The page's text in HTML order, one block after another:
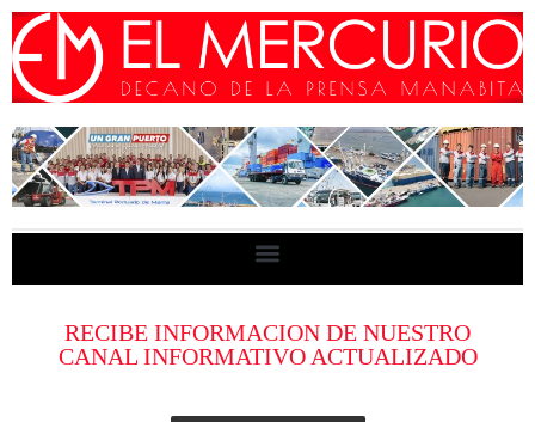
RECIBE INFORMACION DE NUESTRO
CANAL INFORMATIVO ACTUALIZADO